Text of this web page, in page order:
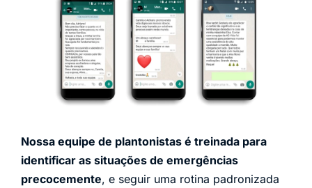
Nossa equipe de plantonistas é treinada para
identificar as situações de emergências
precocemente, e seguir uma rotina padronizada